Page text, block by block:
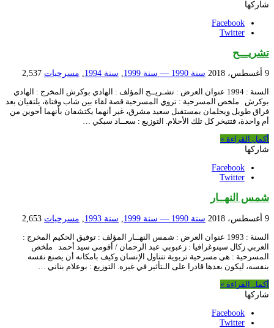
شاركها
Facebook
Twitter
تشريـــح
9 أغسطس، 2018 سنة 1990 — سنة 1999 , سنة 1994 , مسرحيات 2,537
السنة : 1994 عنوان العرض : تشـريــح المؤلف : الهادي بوكرش المخرج : الهادي
بوكرش ملخص المسرحية : تروي المسرحية قصة لقاء بين شاب وفتاة، يلتقيان بعد
فراق طويل ويحلمان بمستقبل سعيد مشرق، غير أنهما يكتشفان بأنهما أخوين من
أم واحدة، فتتبخر كل تلك الأحلام. التوزيع : سعــاد سبكي …
أكمل القراءة »
شاركها
Facebook
Twitter
شمس النهــار
9 أغسطس، 2018 سنة 1990 — سنة 1999 سنة 1993 مسرحيات 2,653
السنة : 1993 عنوان العرض : شمس النهــار المؤلف : توفيق الحكيم المخرج :
العربي زكال سينوغرافيا : زعبوبي عبد الرحمان / أقومي سيد أحمد ملخص
المسرحية : هي مسرحية تربوية تتناول الإنسان وكيف بامكانه أن يصنع نفسه
بنفسه، ليكون بعدها قادرا على الـتأثير في غيره. التوزيع : بوعلام بناني …
أكمل القراءة »
شاركها
Facebook
Twitter